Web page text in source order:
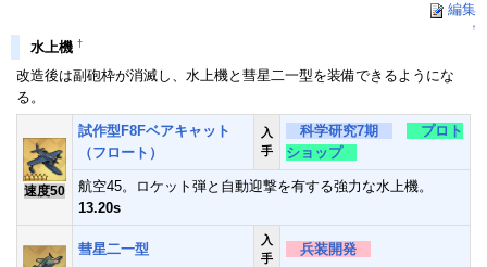
編集
↑
水上機 †
改造後は副砲枠が消滅し、水上機と彗星二一型を装備できるようにな
る。
速度50
試作型F8Fベアキャット
（フロート）
入
手
科学研究7期
プロト
ショップ
航空45。ロケット弾と自動迎撃を有する強力な水上機。
13.20s
彗星二一型
入
手
兵装開発